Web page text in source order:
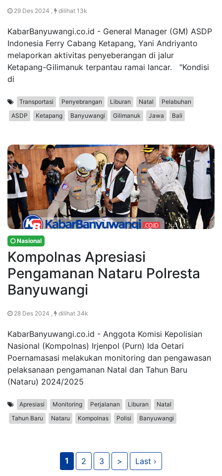
29 Des 2024 , dilihat 13k
KabarBanyuwangi.co.id - General Manager (GM) ASDP
Indonesia Ferry Cabang Ketapang, Yani Andriyanto
melaporkan aktivitas penyeberangan di jalur
Ketapang-Gilimanuk terpantau ramai lancar. "Kondisi
di
Transportasi Penyebrangan Liburan Natal
Pelabuhan
ASDP
Ketapang Banyuwangi Gilimanuk Jawa Bali
Nasional
Kompolnas Apresiasi
Pengamanan Nataru Polresta
Banyuwangi
28 Des 2024 , dilihat 34k
KabarBanyuwangi.co.id - Anggota Komisi Kepolisian
Nasional (Kompolnas) Irjenpol (Purn) Ida Oetari
Poernamasasi melakukan monitoring dan pengawasan
pelaksanaan pengamanan Natal dan Tahun Baru
(Nataru) 2024/2025
Apresiasi Monitoring Perjalanan Liburan
Natal
Tahun Baru
Nataru Kompolnas Polisi Banyuwangi
1 2 3 > Last ›